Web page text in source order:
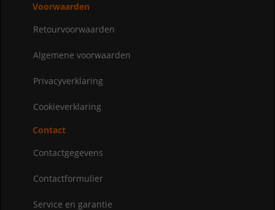
Voorwaarden
Retourvoorwaarden
Algemene voorwaarden
Privacyverklaring
Cookieverklaring
Contact
Contactgegevens
Contactformulier
Service en garantie